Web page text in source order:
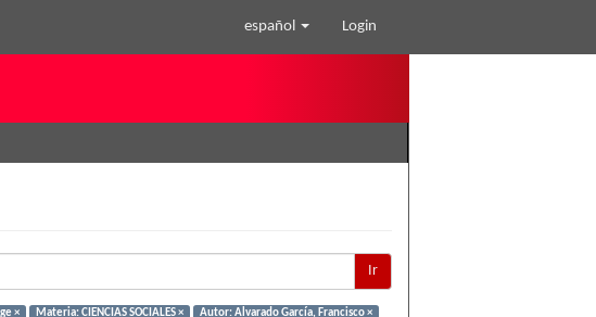
español Login
Ir
× Materia: CIENCIAS SOCIALES ×
Autor: Alvarado García, Francisco ×